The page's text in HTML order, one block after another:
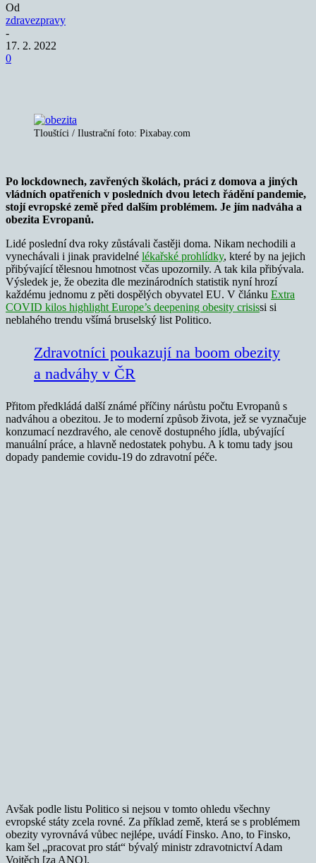
Od
zdravezpravy
-
17. 2. 2022
0
Tlouštíci / Ilustrační foto: Pixabay.com
Po lockdownech, zavřených školách, práci z domova a jiných
vládních opatřeních v posledních dvou letech řádění pandemie,
stojí evropské země před dalším problémem. Je jím nadváha a
obezita Evropanů.
Lidé poslední dva roky zůstávali častěji doma. Nikam nechodili a
vynechávali i jinak pravidelné lékařské prohlídky, které by na jejich
přibývající tělesnou hmotnost včas upozornily. A tak kila přibývala.
Výsledek je, že obezita dle mezinárodních statistik nyní hrozí
každému jednomu z pěti dospělých obyvatel EU. V článku Extra
COVID kilos highlight Europe’s deepening obesity crisissi si
neblahého trendu všímá bruselský list Politico.
Zdravotníci poukazují na boom obezity
a nadváhy v ČR
Přitom předkládá další známé příčiny nárůstu počtu Evropanů s
nadváhou a obezitou. Je to moderní způsob života, jež se vyznačuje
konzumací nezdravého, ale cenově dostupného jídla, ubývající
manuální práce, a hlavně nedostatek pohybu. A k tomu tady jsou
dopady pandemie covidu-19 do zdravotní péče.
Avšak podle listu Politico si nejsou v tomto ohledu všechny
evropské státy zcela rovné. Za příklad země, která se s problémem
obezity vyrovnává vůbec nejlépe, uvádí Finsko. Ano, to Finsko,
kam šel „pracovat pro stát“ bývalý ministr zdravotnictví Adam
Vojtěch [za ANO].